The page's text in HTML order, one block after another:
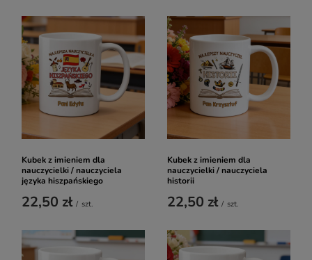
Kubek z imieniem dla
nauczycielki / nauczyciela
języka hiszpańskiego
22,50 zł / szt.
Kubek z imieniem dla
nauczycielki / nauczyciela
historii
22,50 zł / szt.